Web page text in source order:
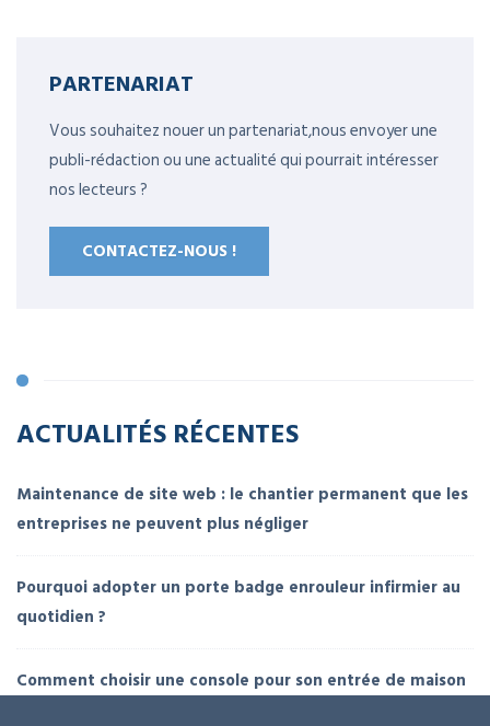
PARTENARIAT
Vous souhaitez nouer un partenariat,nous envoyer une
publi-rédaction ou une actualité qui pourrait intéresser
nos lecteurs ?
CONTACTEZ-NOUS !
ACTUALITÉS RÉCENTES
Maintenance de site web : le chantier permanent que les
entreprises ne peuvent plus négliger
Pourquoi adopter un porte badge enrouleur infirmier au
quotidien ?
Comment choisir une console pour son entrée de maison